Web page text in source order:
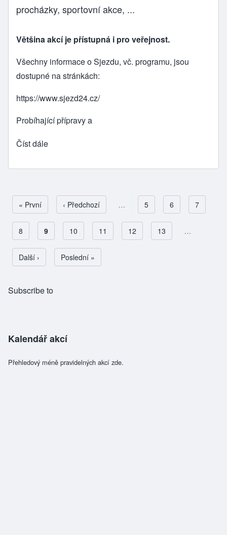
procházky, sportovní akce, ...
Většina akcí je přístupná i pro veřejnost.
Všechny informace o Sjezdu, vč. programu, jsou
dostupné na stránkách:
https://www.sjezd24.cz/
Probíhající přípravy a
Číst dále
Pagination
First page
« První Předchozí stránka
‹ Předchozí … Page
5 Page
6 Page
7
Page
8 Aktuální stránka
9 Page
10 Page
11 Page
12 Page
13 …
Následující stránka
Další › Poslední stránka
Poslední »
Subscribe to
Kalendář akcí
Přehledový méně pravidelných akcí zde.